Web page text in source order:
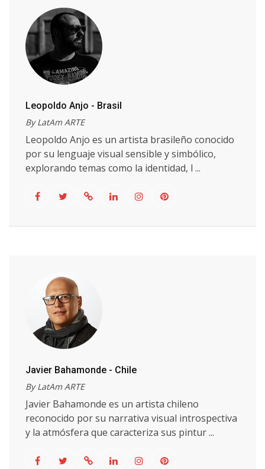
Leopoldo Anjo - Brasil
By LatAm ARTE
Leopoldo Anjo es un artista brasileño conocido
por su lenguaje visual sensible y simbólico,
explorando temas como la identidad, l ...
Javier Bahamonde - Chile
By LatAm ARTE
Javier Bahamonde es un artista chileno
reconocido por su narrativa visual introspectiva
y la atmósfera que caracteriza sus pintur ...